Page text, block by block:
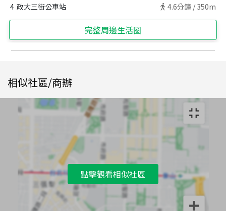
4 政大三街公車站 4.6分鐘 / 350m
完整周邊生活圈
相似社區/商辦
點擊觀看相似社區